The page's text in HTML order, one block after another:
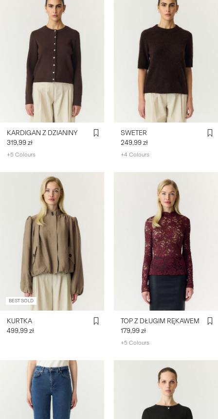
KARDIGAN Z DZIANINY
319,99 zł
+5 Colours
SWETER
249,99 zł
+4 Colours
BEST SOLD
KURTKA
499,99 zł
TOP Z DŁUGIM RĘKAWEM
179,99 zł
+5 Colours